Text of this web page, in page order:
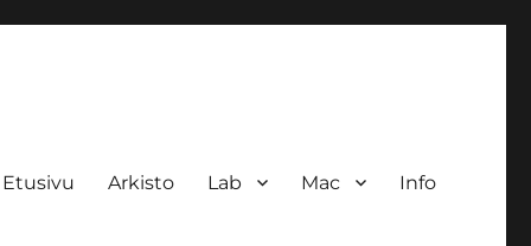
Etusivu Arkisto Lab Mac Info